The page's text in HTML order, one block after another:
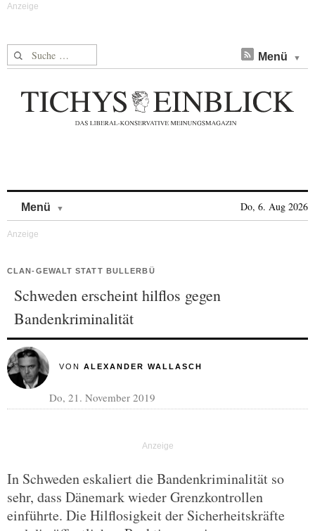
Suche nach: Menü
Menü Do, 6. Aug 2026
CLAN-GEWALT STATT BULLERBÜ
Schweden erscheint hilflos gegen
Bandenkriminalität
VON ALEXANDER WALLASCH
Do, 21. November 2019
In Schweden eskaliert die Bandenkriminalität so
sehr, dass Dänemark wieder Grenzkontrollen
einführte. Die Hilflosigkeit der Sicherheitskräfte